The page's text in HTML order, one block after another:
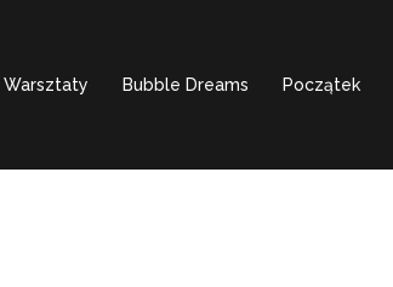
Warsztaty Bubble Dreams Początek